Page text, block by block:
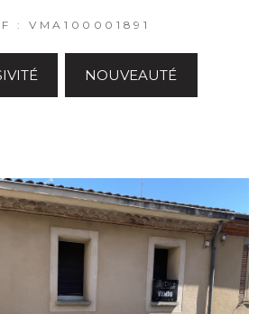
: VMA100001891
NOUVEAUTÉ